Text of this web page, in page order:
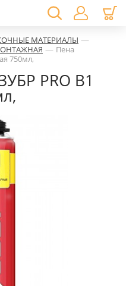
МАТЕРИАЛЫ —
— Пена
750мл,
PRO B1